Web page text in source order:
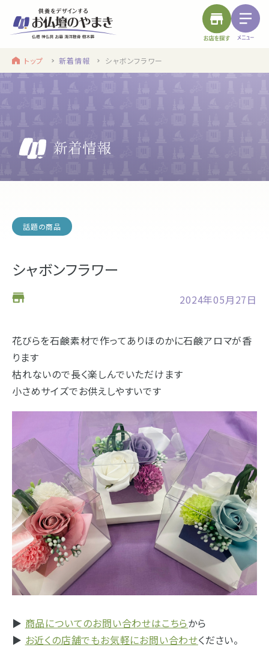
find a store
営業日時
9:00～18:00 毎週火曜日定休
〒434-0026
静岡県浜松市浜北区東美薗182
電話番号
053-586-7876
地図を開く 店舗評価 詳細を見る
浜松店の店舗情報
浜松店 藤枝店 焼津本店
静岡本通店 清水店
お店一覧を見る
site menu
やまきについて
盆提灯・初盆で使う品・その他お盆用品
仏具
お墓
- セール情報
- 新着情報
- スタッフブログ
- 企業情報
- やまき寺子屋教室
トップ 新着情報 シャボンフラワー
話題の商品
シャボンフラワー
2024年05月27日
花びらを石鹸素材で作ってありほのかに石鹸アロマが香
ります
枯れないので長く楽しんでいただけます
小さめサイズでお供えしやすいです
▶ 商品についてのお問い合わせはこちらから
▶ お近くの店舗でもお気軽にお問い合わせください。